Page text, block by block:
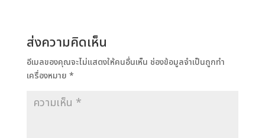
ส่งความคิดเห็น
อีเมลของคุณจะไม่แสดงให้คนอื่นเห็น ช่องข้อมูลจำเป็นถูกทำ
เครื่องหมาย *